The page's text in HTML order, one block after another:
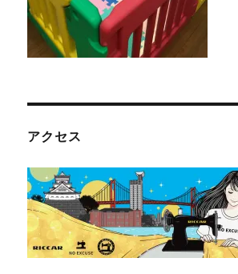
アクセス